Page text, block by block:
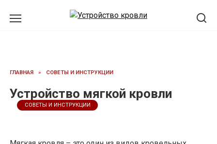
ГЛАВНАЯ » СОВЕТЫ И ИНСТРУКЦИИ
Устройство мягкой кровли
СОВЕТЫ И ИНСТРУКЦИИ